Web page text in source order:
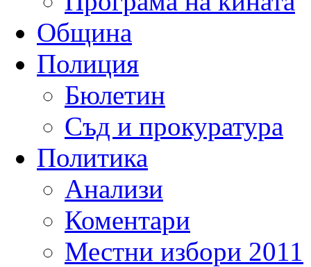
Община
Полиция
Бюлетин
Съд и прокуратура
Политика
Анализи
Коментари
Местни избори 2011